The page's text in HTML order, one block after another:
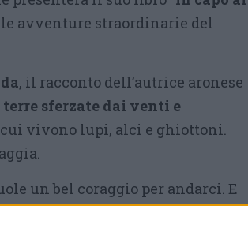
avventure straordinarie del
, il racconto dell’autrice aronese
terre sferzate dai venti e
vivono lupi, alci e ghiottoni.
un bel coraggio per andarci. E
si deve temere la solitudine né